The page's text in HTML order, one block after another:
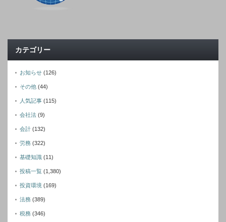
カテゴリー
お知らせ (126)
その他 (44)
人気記事 (115)
会社法 (9)
会計 (132)
労務 (322)
基礎知識 (11)
投稿一覧 (1,380)
投資環境 (169)
法務 (389)
税務 (346)